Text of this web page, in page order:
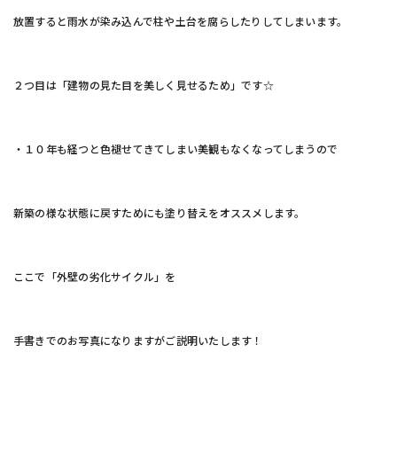
放置すると雨水が染み込んで柱や土台を腐らしたりしてしまいます。
２つ目は「建物の見た目を美しく見せるため」です☆
・１０年も経つと色褪せてきてしまい美観もなくなってしまうので
新築の様な状態に戻すためにも塗り替えをオススメします。
ここで「外壁の劣化サイクル」を
手書きでのお写真になりますがご説明いたします！